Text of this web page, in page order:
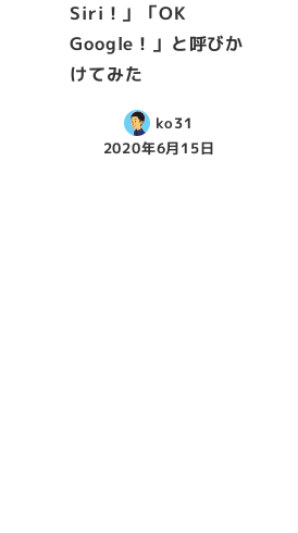
Siri！」「OK
Google！」と呼びか
けてみた
ko31
2020年6月15日